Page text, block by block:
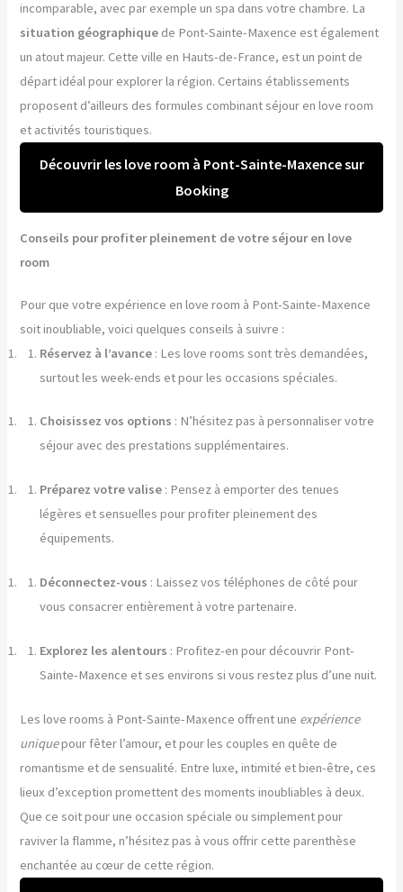
incomparable, avec par exemple un spa dans votre chambre. La
situation géographique de Pont-Sainte-Maxence est également
un atout majeur. Cette ville en Hauts-de-France, est un point de
départ idéal pour explorer la région. Certains établissements
proposent d’ailleurs des formules combinant séjour en love room
et activités touristiques.
Découvrir les love room à Pont-Sainte-Maxence sur
Booking
Conseils pour profiter pleinement de votre séjour en love
room
Pour que votre expérience en love room à Pont-Sainte-Maxence
soit inoubliable, voici quelques conseils à suivre :
Réservez à l’avance : Les love rooms sont très demandées,
surtout les week-ends et pour les occasions spéciales.
Choisissez vos options : N’hésitez pas à personnaliser votre
séjour avec des prestations supplémentaires.
Préparez votre valise : Pensez à emporter des tenues
légères et sensuelles pour profiter pleinement des
équipements.
Déconnectez-vous : Laissez vos téléphones de côté pour
vous consacrer entièrement à votre partenaire.
Explorez les alentours : Profitez-en pour découvrir Pont-
Sainte-Maxence et ses environs si vous restez plus d’une nuit.
Les love rooms à Pont-Sainte-Maxence offrent une expérience
uniquepour fêter l’amour, et pour les couples en quête de
romantisme et de sensualité. Entre luxe, intimité et bien-être, ces
lieux d’exception promettent des moments inoubliables à deux.
Que ce soit pour une occasion spéciale ou simplement pour
raviver la flamme, n’hésitez pas à vous offrir cette parenthèse
enchantée au cœur de cette région.